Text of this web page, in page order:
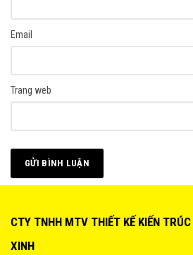
Email
Trang web
CTY TNHH MTV THIẾT KẾ KIẾN
XINH